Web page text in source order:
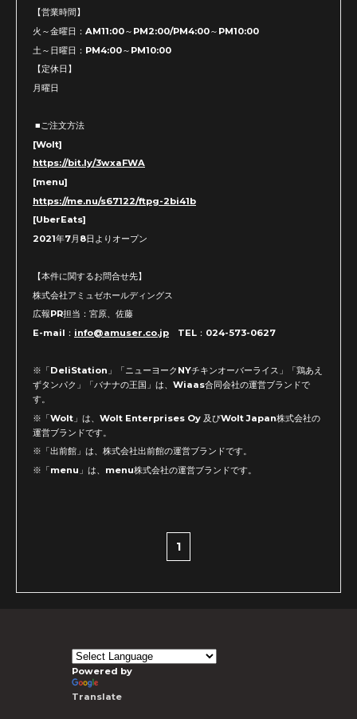
【営業時間】
火～金曜日：AM11:00～PM2:00/PM4:00～PM10:00
土～日曜日：PM4:00～PM10:00
【定休日】
月曜日
■ご注文方法
[Wolt]
https://bit.ly/3wxaFWA
[menu]
https://me.nu/s67122/ftpg-2bi41b
[UberEats]
2021年7月8日よりオープン
【本件に関するお問合せ先】
株式会社アミュゼホールディングス
広報PR担当：宮原、佐藤
E-mail： info@amuser.co.jp TEL：024-573-0627
※「DeliStation」「ニューヨークNYチキンオーバーライス」「鶏あえ
ずタンパク」「バナナの王国」は、Wiaas合同会社の運営ブランドで
す。
※「Wolt」は、Wolt Enterprises Oy 及びWolt Japan株式会社の
運営ブランドです。
※「出前館」は、株式会社出前館の運営ブランドです。
※「menu」は、menu株式会社の運営ブランドです。
1
Powered by
Translate